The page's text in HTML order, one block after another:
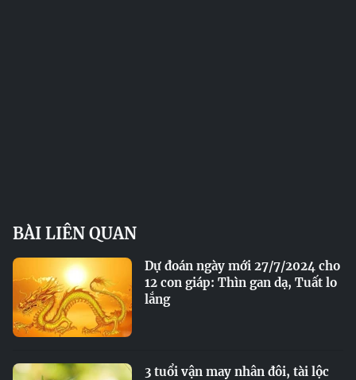
BÀI LIÊN QUAN
Dự đoán ngày mới 27/7/2024 cho
12 con giáp: Thìn gan dạ, Tuất lo
lắng
3 tuổi vận may nhân đôi, tài lộc